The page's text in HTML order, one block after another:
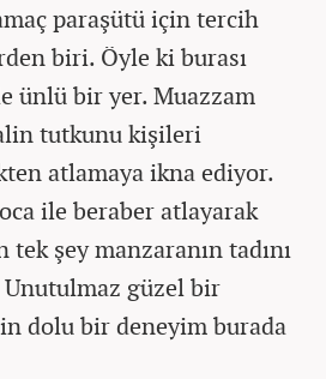
paraşütü için tercih
biri. Öyle ki burası
ünlü bir yer. Muazzam
tutkunu kişileri
atlamaya ikna ediyor.
ile beraber atlayarak
tek şey manzaranın tadını
güzel bir
dolu bir deneyim burada